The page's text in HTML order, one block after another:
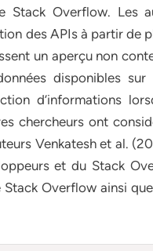
Stack Overflow. Les
des APIs à partir de
un aperçu non
disponibles
d’informations
chercheurs ont
Venkatesh et al.
et du Stack
Overflow ainsi